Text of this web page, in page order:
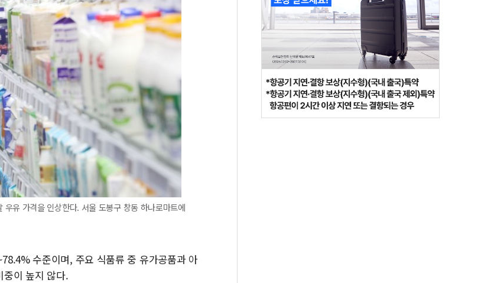
유 가격을 인상한다. 서울 도봉구 창동 하나로마트에
수준이며, 주요 식품류 중 유가공품과 아
중이 높지 않다.